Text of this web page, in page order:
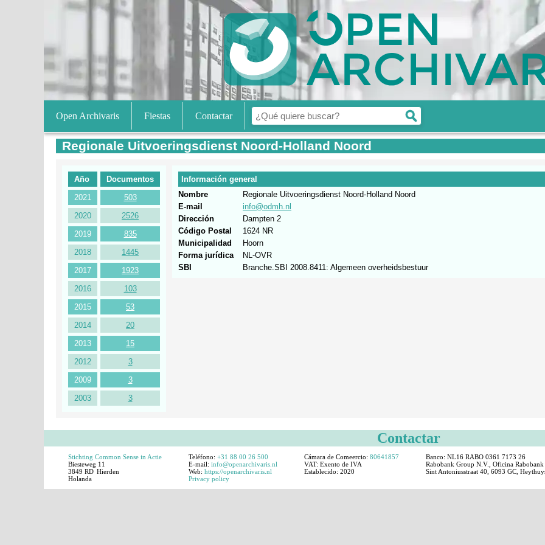
Open Archivaris Fiestas Contactar
Regionale Uitvoeringsdienst Noord-Holland Noord
Año
Documentos
2021
503
2020
2526
2019
835
2018
1445
2017
1923
2016
103
2015
53
2014
20
2013
15
2012
3
2009
3
2003
3
Información general
Nombre
Regionale Uitvoeringsdienst Noord-Holland Noord
E-mail
info@odmh.nl
Dirección
Dampten 2
Código Postal
1624 NR
Municipalidad
Hoorn
Forma jurídica
NL-OVR
SBI
Branche.SBI 2008.8411: Algemeen overheidsbestuur
Contactar
Stichting Common Sense in Actie
Biesteweg 11
3849 RD Hierden
Holanda
Teléfono: +31 88 00 26 500
E-mail: info@openarchivaris.nl
Web: https://openarchivaris.nl
Privacy policy
Cámara de Comeercio: 80641857
VAT: Exento de IVA
Establecido: 2020
Banco: NL16 RABO 0361 7173 26
Rabobank Group N.V., Oficina Rabobank
Sint Antoniusstraat 40, 6093 GC,